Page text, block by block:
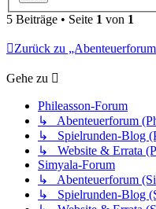
5 Beiträge • Seite 1 von 1
Zurück zu
Gehe zu
Phileasson-Forum
↳ Abenteuerforum
↳ Spielrunden-Blog
↳ Website & Errata
Simyala-Forum
↳ Abenteuerforum
↳ Spielrunden-Blog